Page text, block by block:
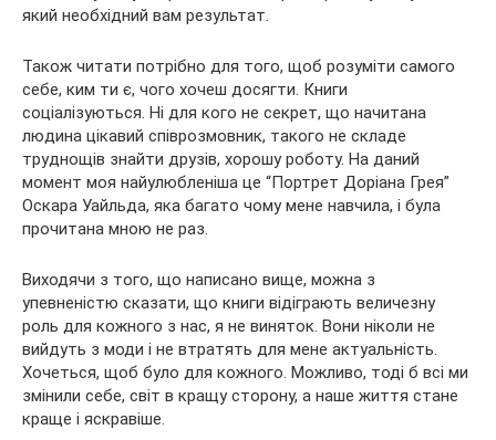
який необхідний вам результат.
Також читати потрібно для того, щоб розуміти самого
себе, ким ти є, чого хочеш досягти. Книги
соціалізуються. Ні для кого не секрет, що начитана
людина цікавий співрозмовник, такого не складе
труднощів знайти друзів, хорошу роботу. На даний
момент моя найулюбленіша це “Портрет Доріана Грея”
Оскара Уайльда, яка багато чому мене навчила, і була
прочитана мною не раз.
Виходячи з того, що написано вище, можна з
упевненістю сказати, що книги відіграють величезну
роль для кожного з нас, я не виняток. Вони ніколи не
вийдуть з моди і не втратять для мене актуальність.
Хочеться, щоб було для кожного. Можливо, тоді б всі ми
змінили себе, світ в кращу сторону, а наше життя стане
краще і яскравіше.